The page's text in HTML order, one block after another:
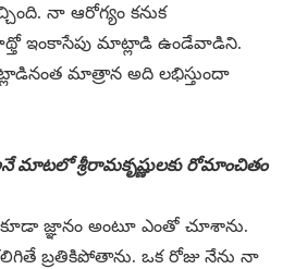
నా ఆరోగ్యం కనుక
ఇంకాసేపు మాట్లాడి ఉండేవాడిని.
మాత్రాన అది లభిస్తుందా
మాటలో శ్రీరామకృష్ణులకు రోమాంచితం
కూడా జ్ఞానం అంటూ ఎంతో చూశాను.
కలిగితే బ్రతికిపోతాను. ఒక రోజు నేను నా